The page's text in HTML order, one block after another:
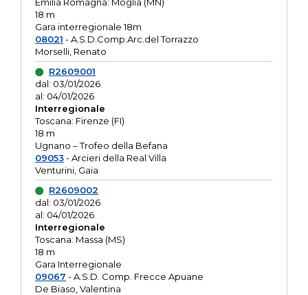
18 m
Gara interregionale 18m
08021 - A.S.D.Comp.Arc.del Torrazzo
Morselli, Renato
R2609001
dal: 03/01/2026
al: 04/01/2026
Interregionale
Toscana: Firenze (FI)
18 m
Ugnano – Trofeo della Befana
09053- Arcieri della Real Villa
Venturini, Gaia
R2609002
dal: 03/01/2026
al: 04/01/2026
Interregionale
Toscana: Massa (MS)
18 m
Gara Interregionale
09067 - A.S.D. Comp. Frecce Apuane
De Biaso, Valentina